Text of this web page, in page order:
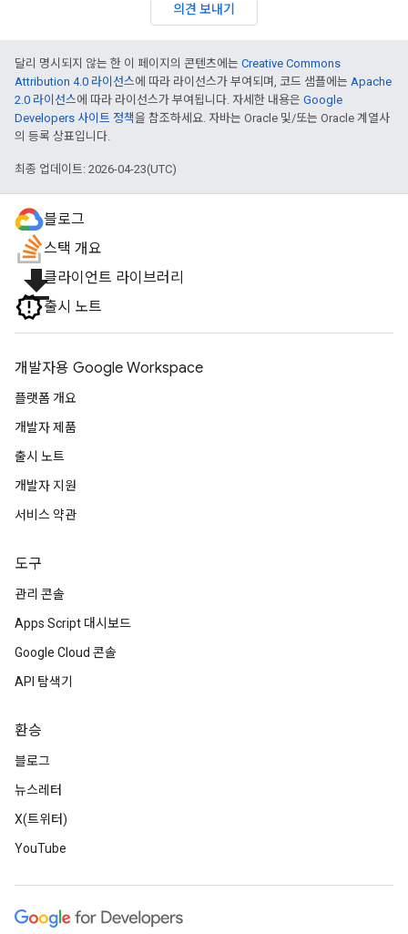
의견 보내기
달리 명시되지 않는 한 이 페이지의 콘텐츠에는 Creative Commons
Attribution 4.0 라이선스에 따라 라이선스가 부여되며, 코드 샘플에는 Apache
2.0 라이선스에 따라 라이선스가 부여됩니다. 자세한 내용은 Google
Developers 사이트 정책을 참조하세요. 자바는 Oracle 및/또는 Oracle 계열사
의 등록 상표입니다.
최종 업데이트: 2026-04-23(UTC)
블로그
스택 개요
file_download클라이언트 라이브러리
출시 노트
개발자용 Google Workspace
플랫폼 개요
개발자 제품
출시 노트
개발자 지원
서비스 약관
도구
관리 콘솔
Apps Script 대시보드
Google Cloud 콘솔
API 탐색기
환승
블로그
뉴스레터
X(트위터)
YouTube